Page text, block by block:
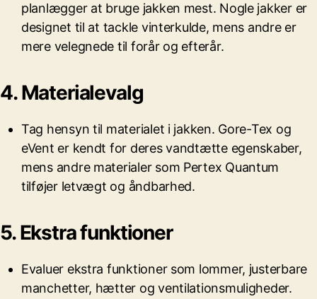
planlægger at bruge jakken mest. Nogle jakker er
designet til at tackle vinterkulde, mens andre er
mere velegnede til forår og efterår.
4. Materialevalg
Tag hensyn til materialet i jakken. Gore-Tex og
eVent er kendt for deres vandtætte egenskaber,
mens andre materialer som Pertex Quantum
tilføjer letvægt og åndbarhed.
5. Ekstra funktioner
Evaluer ekstra funktioner som lommer, justerbare
manchetter, hætter og ventilationsmuligheder.